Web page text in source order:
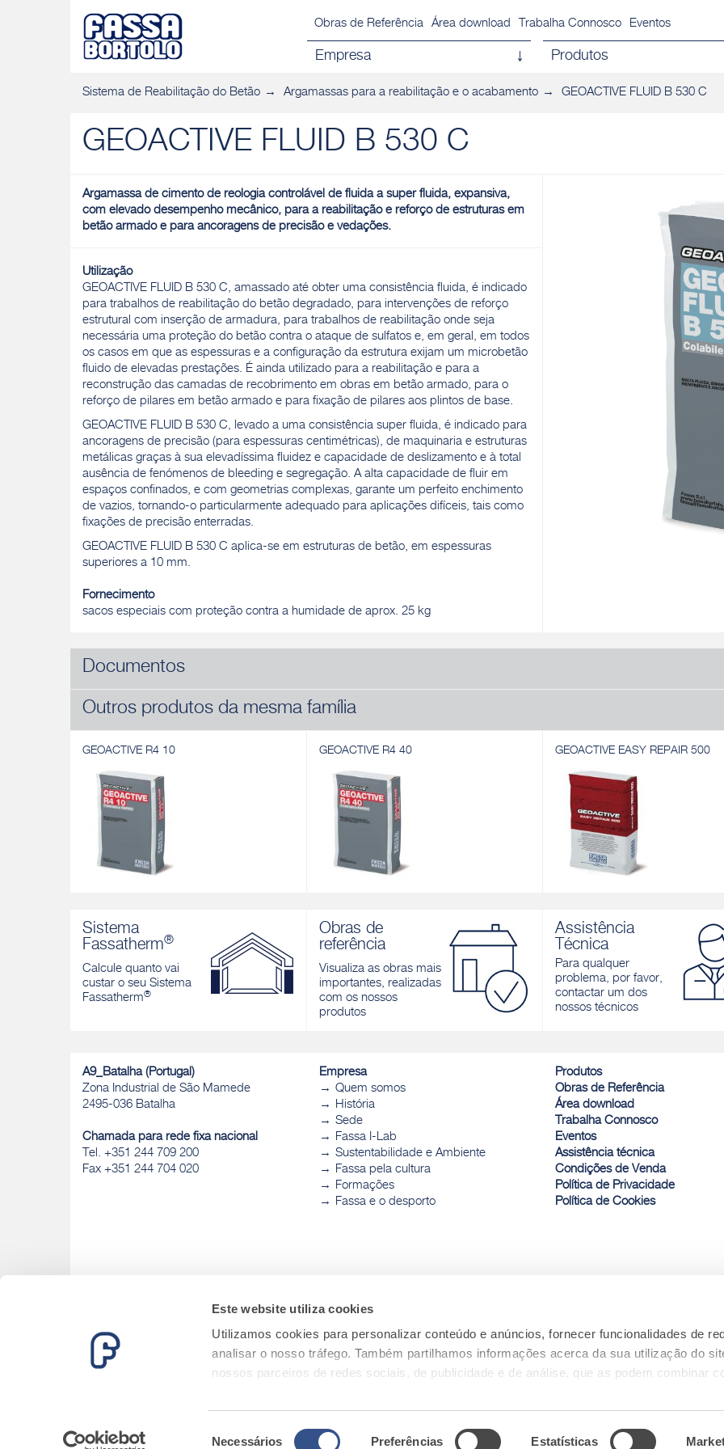
Este website utiliza cookies
Utilizamos cookies para personalizar conteúdo e anúncios, fornecer funcionalidades de
analisar o nosso tráfego. Também partilhamos informações acerca da sua utilização do
nossos parceiros de redes sociais, de publicidade e de análise, que as podem combinar
serviços.
Necessários Preferências Estatísticas
Obras de Referência Área download Trabalha Connosco Eventos
Empresa Produtos
Sistema de Reabilitação do Betão Argamassas para a reabilitação e o acabamento GEOACTIVE FLUID B 530 C
GEOACTIVE FLUID B 530 C
Argamassa de cimento de reologia controlável de fluida a super fluida, expansiva,
com elevado desempenho mecânico, para a reabilitação e reforço de estruturas em
betão armado e para ancoragens de precisão e vedações.
Utilização
GEOACTIVE FLUID B 530 C, amassado até obter uma consistência fluida, é indicado
para trabalhos de reabilitação do betão degradado, para intervenções de reforço
estrutural com inserção de armadura, para trabalhos de reabilitação onde seja
necessária uma proteção do betão contra o ataque de sulfatos e, em geral, em todos
os casos em que as espessuras e a configuração da estrutura exijam um microbetão
fluido de elevadas prestações. É ainda utilizado para a reabilitação e para a
reconstrução das camadas de recobrimento em obras em betão armado, para o
reforço de pilares em betão armado e para fixação de pilares aos plintos de base.
GEOACTIVE FLUID B 530 C, levado a uma consistência super fluida, é indicado para
ancoragens de precisão (para espessuras centimétricas), de maquinaria e estruturas
metálicas graças à sua elevadíssima fluidez e capacidade de deslizamento e à total
ausência de fenómenos de bleeding e segregação. A alta capacidade de fluir em
espaços confinados, e com geometrias complexas, garante um perfeito enchimento
de vazios, tornando-o particularmente adequado para aplicações difíceis, tais como
fixações de precisão enterradas.
GEOACTIVE FLUID B 530 C aplica-se em estruturas de betão, em espessuras
superiores a 10 mm.
Fornecimento
sacos especiais com proteção contra a humidade de aprox. 25 kg
Documentos
Outros produtos da mesma família
GEOACTIVE R4 10
Argamassa rápida contendo ligantes
especiais resistentes a sulfatos,
modificada por polímero, tixotrópica e
fibrorreforçada, para passivação, reparação
e proteção de estruturas em betão
Descobrir
GEOACTIVE R4 40
Argamassa rápida contendo ligantes
especiais resistentes a sulfatos,
modificada por polímero, tixotrópica,
fibrorreforçada, para passivação,
reparação, regularização e proteção de
estruturas em betão
Descobrir
GEOACTIVE EASY REPAIR 500
Argamassa cimentícia
rápida, tixotrópica, fibro-reforçada,
baixíssima retração, para a
reconstrução e proteção de
betão
Descobrir
Sistema
Fassatherm®
Calcule quanto vai
custar o seu Sistema
Fassatherm®
Obras de
referência
Visualiza as obras mais
importantes, realizadas
com os nossos
produtos
Assistência
Técnica
Para qualquer
problema, por favor,
contactar um dos
nossos técnicos
A9_Batalha (Portugal)
Zona Industrial de São Mamede
2495-036 Batalha
Chamada para rede fixa nacional
Tel. +351 244 709 200
Fax +351 244 704 020
Empresa
Quem somos
História
Sede
Fassa I-Lab
Sustentabilidade e Ambiente
Fassa pela cultura
Formações
Fassa e o desporto
Produtos
Obras de Referência
Área download
Trabalha Connosco
Eventos
Assistência técnica
Condições de Venda
Política de Privacidade
Política de Cookies